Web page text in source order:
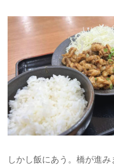
しかし飯にあう。橋が進